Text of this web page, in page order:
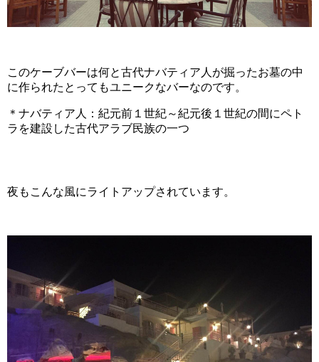
このケーブバーは何と古代ナバティア人が掘ったお墓の中
に作られたとってもユニークなバーなのです。
＊ナバティア人：紀元前１世紀～紀元後１世紀の間にペト
ラを建設した古代アラブ民族の一つ
夜もこんな風にライトアップされています。